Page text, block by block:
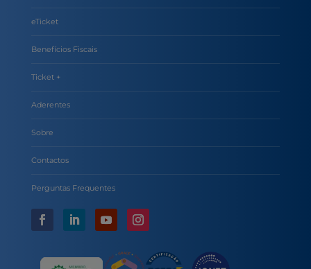
eTicket
Benefícios Fiscais
Ticket +
Aderentes
Sobre
Contactos
Perguntas Frequentes